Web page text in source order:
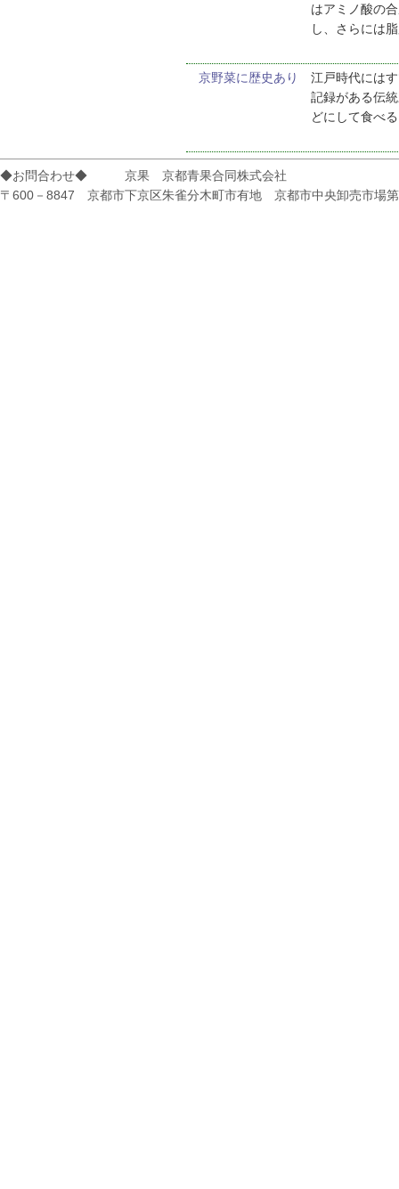
はアミノ酸の
し、さらには
京野菜に歴史あり
江戸時代には
記録がある伝
どにして食べ
◆お問合わせ◆ 京果 京都青果合同株式会社
〒600－8847 京都市下京区朱雀分木町市有地 京都市中央卸売市